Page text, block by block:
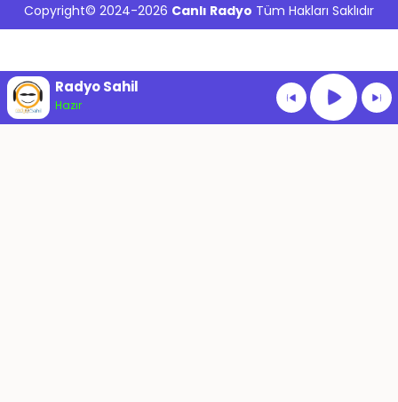
Copyright© 2024-2026 Canlı Radyo Tüm Hakları Saklıdır